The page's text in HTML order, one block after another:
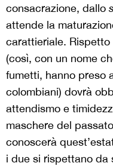
consacrazione, dallo
attende la
carattieriale. Rispetto
(così, con un nome
fumetti, hanno preso
colombiani) dovrà
attendismo e
maschere del
conoscerà
i due si rispettano da